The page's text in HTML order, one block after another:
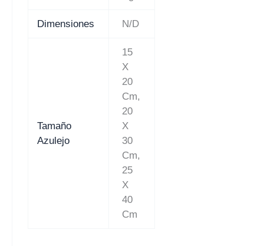
Dimensiones N/D
Tamaño
Azulejo
15
X
20
Cm,
20
X
30
Cm,
25
X
40
Cm